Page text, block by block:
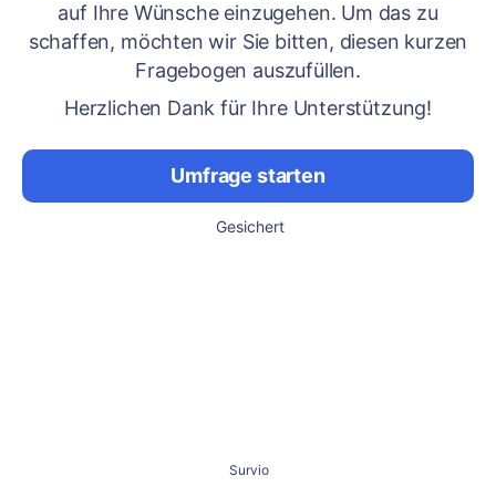
auf Ihre Wünsche einzugehen. Um das zu
schaffen, möchten wir Sie bitten, diesen kurzen
Fragebogen auszufüllen.
Herzlichen Dank für Ihre Unterstützung!
Umfrage starten
Gesichert
Survio